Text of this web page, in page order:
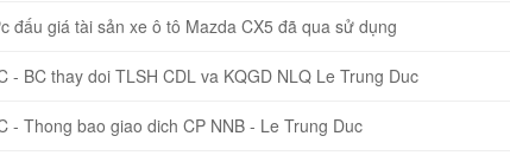
đấu giá tài sản xe ô tô Mazda CX5 đã qua sử dụng
- BC thay doi TLSH CDL va KQGD NLQ Le Trung Duc
- Thong bao giao dich CP NNB - Le Trung Duc